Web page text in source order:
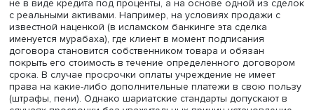
— В чем отличие исламского банкинга от
— Основное отличие касается операций привлечения и
размещения финансовых ресурсов. Исламские
учреждения (ИФУ) предоставляют финансирование
не в виде кредита под проценты, а на основе одной из
с реальными активами. Например, на условиях